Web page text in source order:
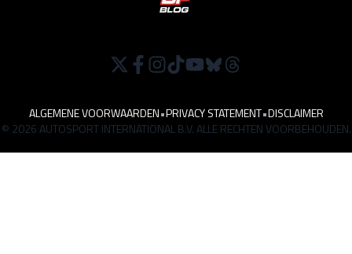
ALGEMENE VOORWAARDEN•PRIVACY STATEMENT•DISCLAIMER
© 2026 AUTOSPORT INTERNATIONAL B.V. ALLE RECHTEN VOORBEHOUDEN.